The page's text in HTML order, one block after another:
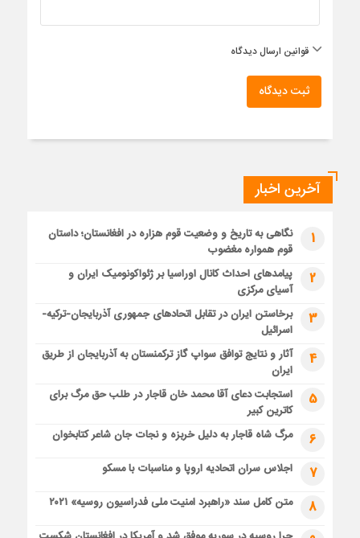
قوانین ارسال دیدگاه
ثبت دیدگاه
آخرین اخبار
1
نگاهی به تاریخ و وضعیت قوم هزاره در افغانستان؛ داستان
قوم همواره مغضوب
2
پیامدهای احداث کانال اوراسیا بر ژئواکونومیک ایران و
آسیای مرکزی
3
برخاستن ایران در تقابل اتحادهای جمهوری آذربایجان-ترکیه-
اسرائیل
4
آثار و نتایج توافق سواپ گاز ترکمنستان به آذربایجان از طریق
ایران
5
استجابت دعای آقا محمد خان قاجار در طلب حق مرگ برای
کاترین کبیر
6 مرگ شاه قاجار به دلیل خربزه و نجات جان شاعر کتابخوان
7 اجلاس سران اتحادیه اروپا و مناسبات با مسکو
8 متن کامل سند «راهبرد امنیت ملی فدراسیون روسیه» ۲۰۲۱